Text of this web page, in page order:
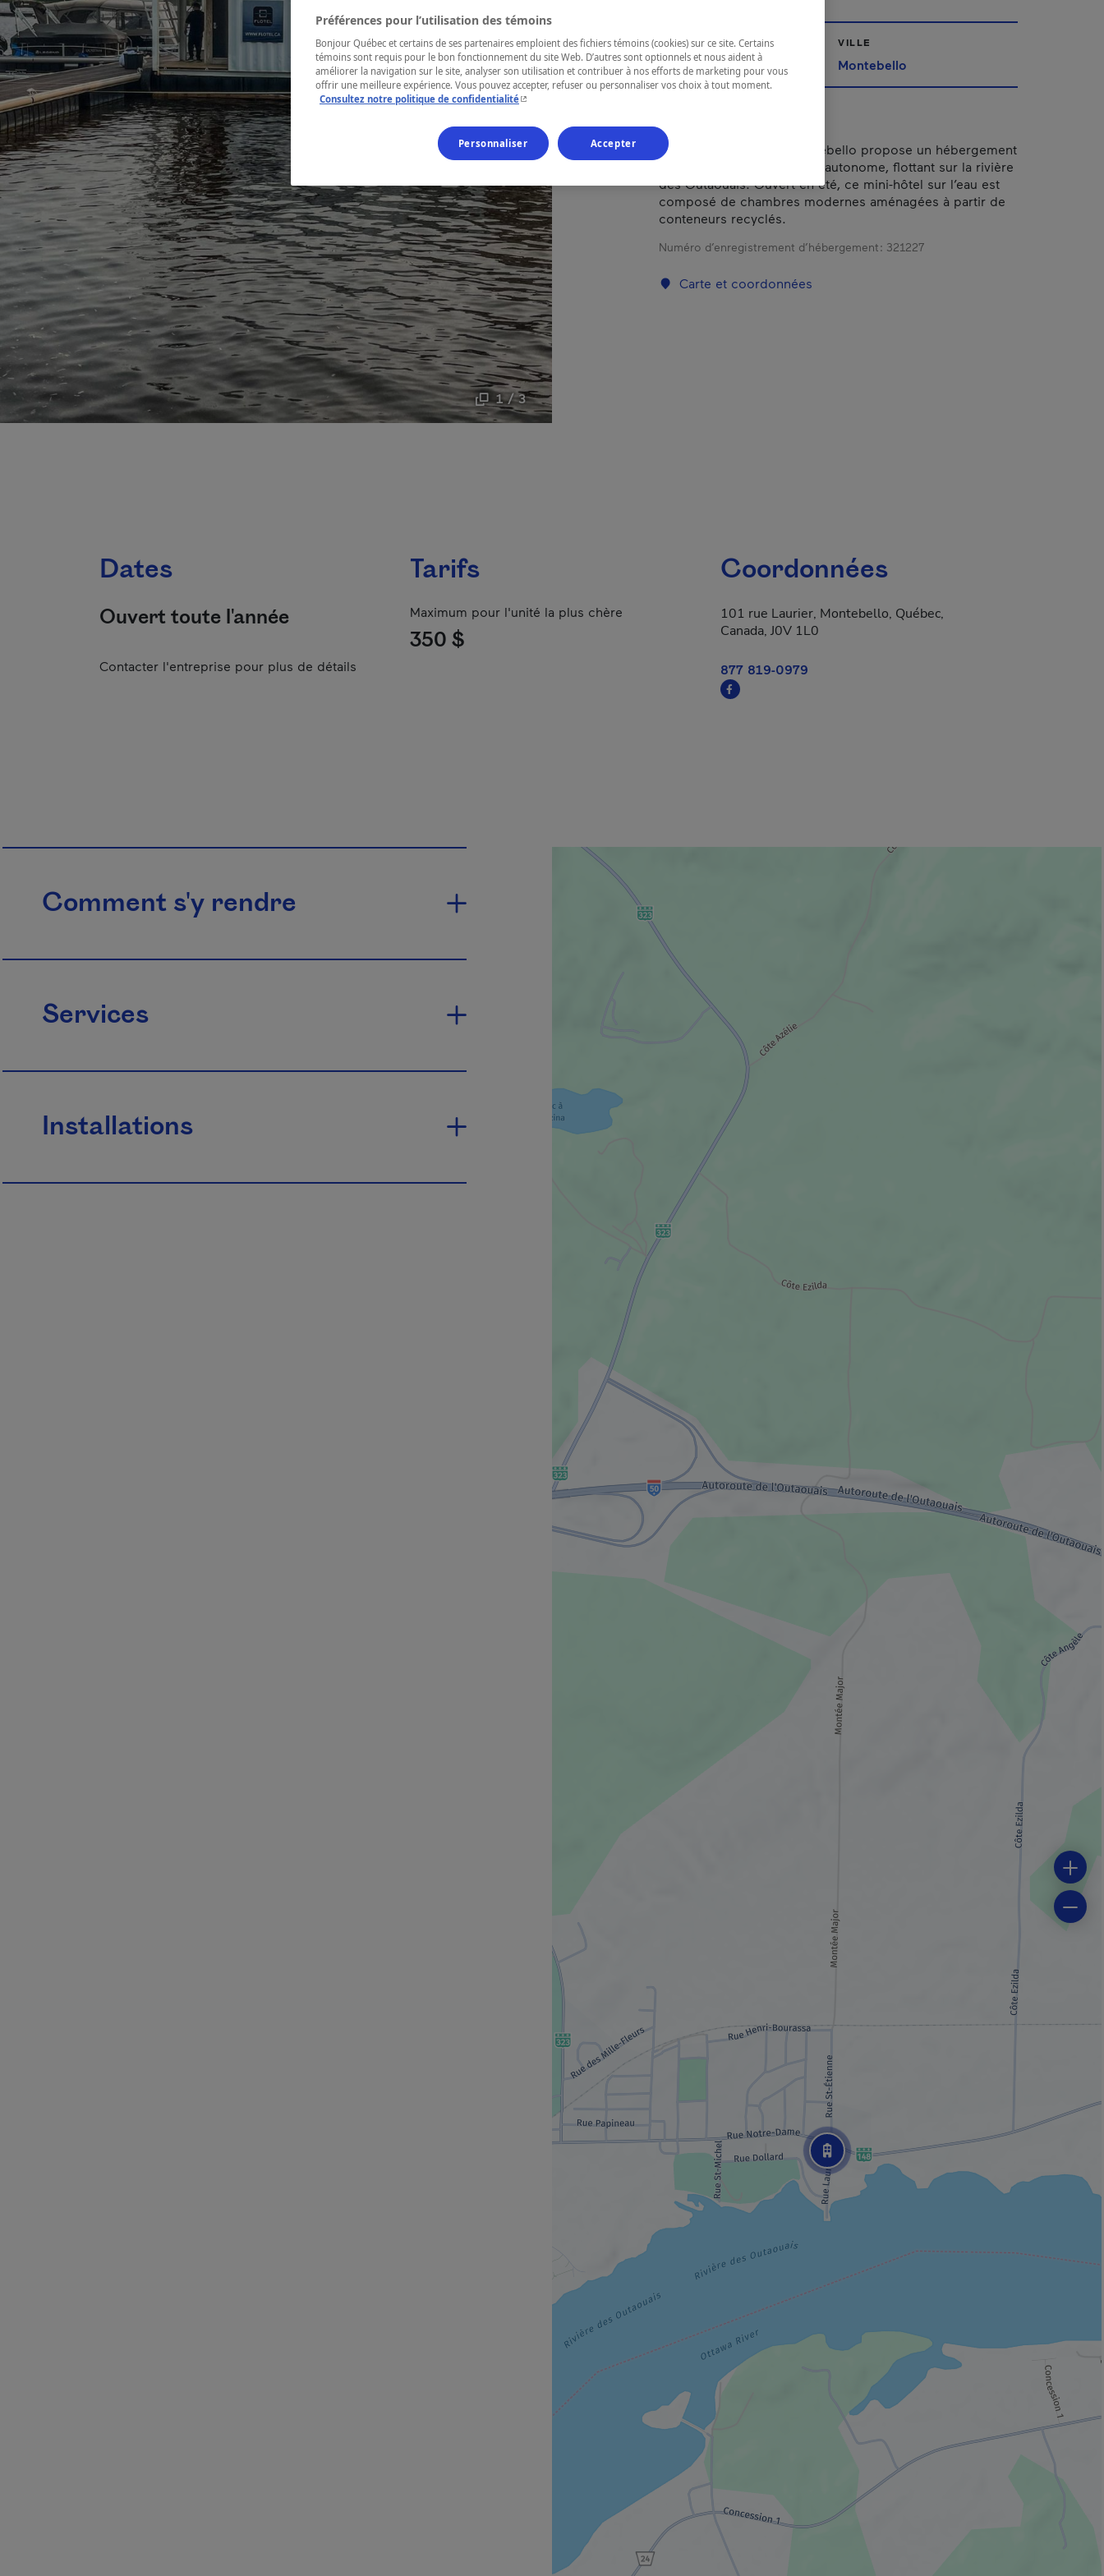
1 / 3
RÉGION
Outaouais
VILLE
Montebello
Flotel Petite-Nation à Montebello propose un hébergement
unique, écoresponsable et autonome, flottant sur la rivière
des Outaouais. Ouvert en été, ce mini-hôtel sur l’eau est
composé de chambres modernes aménagées à partir de
conteneurs recyclés.
Numéro d’enregistrement d’hébergement : 321227
Carte et coordonnées
Dates
Ouvert toute l'année
Contacter l'entreprise pour plus de détails
Tarifs
Maximum pour l'unité la plus chère
350 $
Coordonnées
101 rue Laurier, Montebello, Québec,
Canada, J0V 1L0
877 819-0979
Comment s'y rendre
Services
Installations
Préférences pour l’utilisation des témoins
Bonjour Québec et certains de ses partenaires emploient des fichiers témoins (cookies) sur ce site. Certains
témoins sont requis pour le bon fonctionnement du site Web. D’autres sont optionnels et nous aident à
améliorer la navigation sur le site, analyser son utilisation et contribuer à nos efforts de marketing pour vous
offrir une meilleure expérience. Vous pouvez accepter, refuser ou personnaliser vos choix à tout moment.
Consultez notre politique de confidentialité- Cet hyperlien s'ouvrira dans une nouvelle fenêtre.
Personnaliser Accepter